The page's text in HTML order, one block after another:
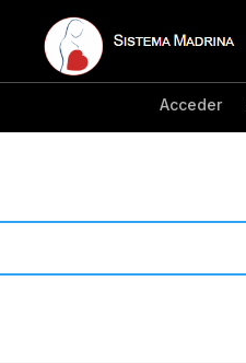
Acceder